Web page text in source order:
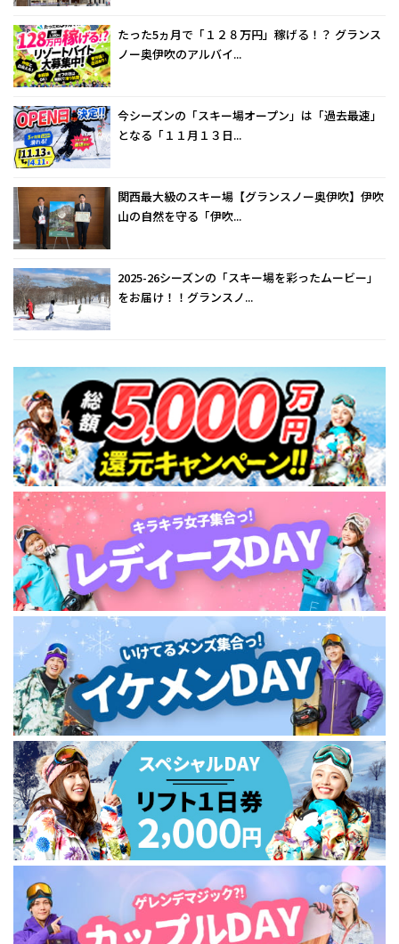
たった5ヵ月で「１２８万円」稼げる！？ グランス
ノー奥伊吹のアルバイ...
今シーズンの「スキー場オープン」は「過去最速」
となる「１１月１３日...
関西最大級のスキー場【グランスノー奥伊吹】伊吹
山の自然を守る「伊吹...
2025-26シーズンの「スキー場を彩ったムービー」
をお届け！！グランスノ...